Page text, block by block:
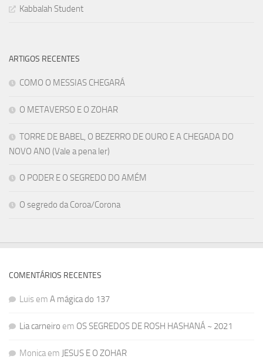
Kabbalah Student
ARTIGOS RECENTES
COMO O MESSIAS CHEGARÁ
O METAVERSO E O ZOHAR
TORRE DE BABEL, O BEZERRO DE OURO E A CHEGADA DO
NOVO ANO (Vale a pena ler)
O PODER E O SEGREDO DO AMÉM
O segredo da Coroa/Corona
COMENTÁRIOS RECENTES
Luis em A mágica do 137
Lia carneiro em OS SEGREDOS DE ROSH HASHANÁ ~ 2021
Monicaem JESUS E O ZOHAR